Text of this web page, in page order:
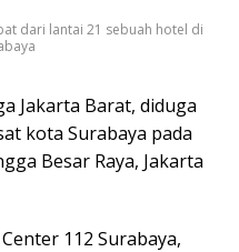
dari lantai 21 sebuah hotel di
Jakarta Barat, diduga
kota Surabaya pada
Besar Raya, Jakarta
112 Surabaya,